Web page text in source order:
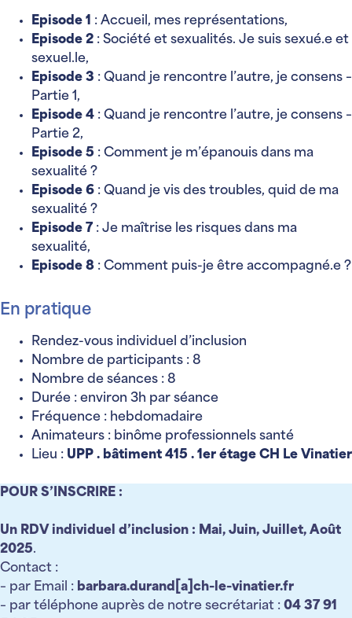
Episode 1 : Accueil, mes représentations,
Episode 2 : Société et sexualités. Je suis sexué.e et
sexuel.le,
Episode 3 : Quand je rencontre l’autre, je consens –
Partie 1,
Episode 4 : Quand je rencontre l’autre, je consens –
Partie 2,
Episode 5 : Comment je m’épanouis dans ma
sexualité ?
Episode 6 : Quand je vis des troubles, quid de ma
sexualité ?
Episode 7 : Je maîtrise les risques dans ma
sexualité,
Episode 8 : Comment puis-je être accompagné.e ?
En pratique
Rendez-vous individuel d’inclusion
Nombre de participants : 8
Nombre de séances : 8
Durée : environ 3h par séance
Fréquence : hebdomadaire
Animateurs : binôme professionnels santé
Lieu : UPP . bâtiment 415 . 1er étage CH Le Vinatier
POUR S’INSCRIRE :
Un RDV individuel d’inclusion : Mai, Juin, Juillet, Août
2025.
Contact :
– par Email : barbara.durand[a]ch-le-vinatier.fr
– par téléphone auprès de notre secrétariat : 04 37 91